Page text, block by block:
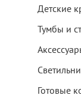
Детские
Тумбы и
Готовые